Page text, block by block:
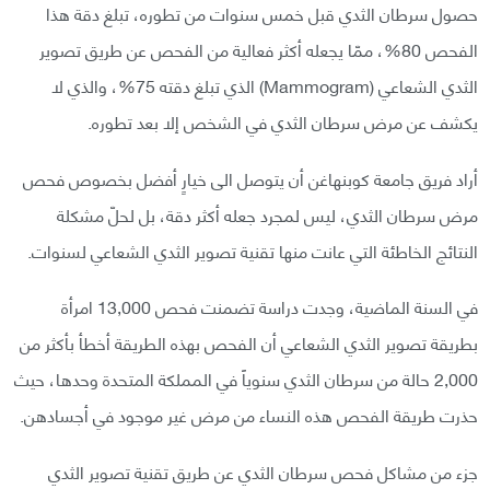
حصول سرطان الثدي قبل خمس سنوات من تطوره، تبلغ دقة هذا
الفحص 80%، ممّا يجعله أكثر فعالية من الفحص عن طريق تصوير
الثدي الشعاعي (Mammogram) الذي تبلغ دقته 75%، والذي لا
يكشف عن مرض سرطان الثدي في الشخص إلا بعد تطوره.
أراد فريق جامعة كوبنهاغن أن يتوصل الى خيارٍ أفضل بخصوص فحص
مرض سرطان الثدي، ليس لمجرد جعله أكثر دقة، بل لحلّ مشكلة
النتائج الخاطئة التي عانت منها تقنية تصوير الثدي الشعاعي لسنوات.
في السنة الماضية، وجدت دراسة تضمنت فحص 13,000 امرأة
بطريقة تصوير الثدي الشعاعي أن الفحص بهذه الطريقة أخطأ بأكثر من
2,000 حالة من سرطان الثدي سنوياً في المملكة المتحدة وحدها، حيث
حذرت طريقة الفحص هذه النساء من مرض غير موجود في أجسادهن.
جزء من مشاكل فحص سرطان الثدي عن طريق تقنية تصوير الثدي